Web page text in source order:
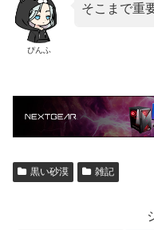
ぴんふ
そこまで重
黒い砂漠 雑記